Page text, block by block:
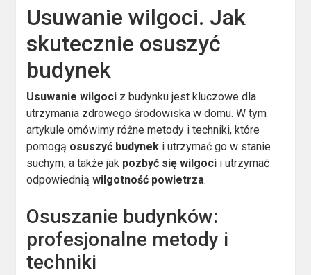
Usuwanie wilgoci. Jak
skutecznie osuszyć
budynek
Usuwanie wilgoci z budynku jest kluczowe dla
utrzymania zdrowego środowiska w domu. W tym
artykule omówimy różne metody i techniki, które
pomogą osuszyć budynek i utrzymać go w stanie
suchym, a także jak pozbyć się wilgoci i utrzymać
odpowiedniąwilgotność powietrza.
Osuszanie budynków:
profesjonalne metody i
techniki